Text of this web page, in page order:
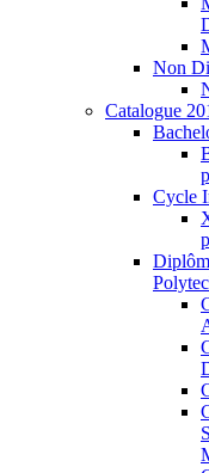
Non
Catalogue
Cycle